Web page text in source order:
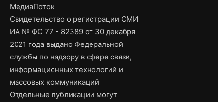
МедиаПоток
Свидетельство о регистрации СМИ
ИА № ФС 77 - 82389 от 30 декабря
2021 года выдано Федеральной
службы по надзору в сфере связи,
информационных технологий и
массовых коммуникаций
Отдельные публикации могут